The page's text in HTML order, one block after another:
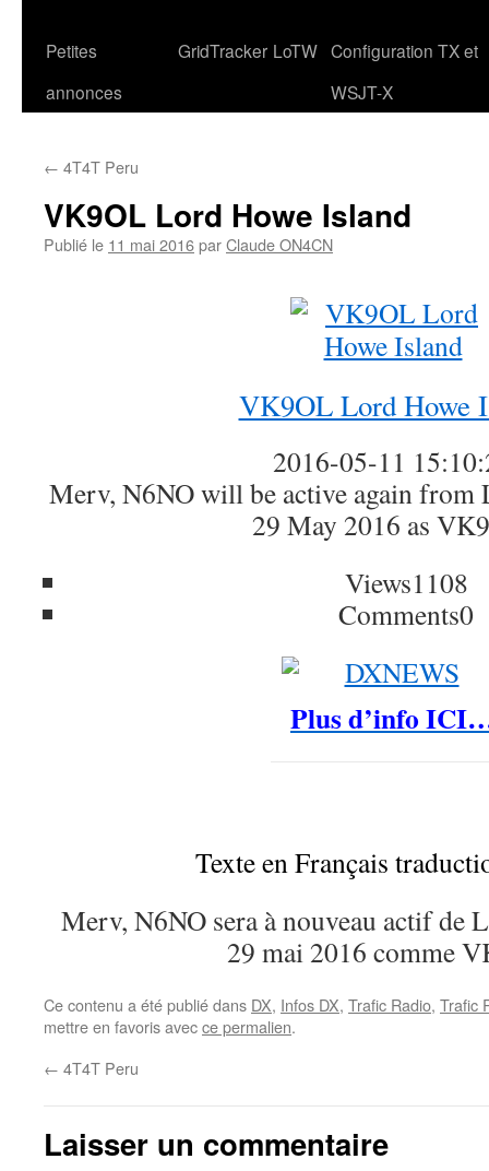
Petites
annonces
GridTracker LoTW Configuration TX et
WSJT-X
← 4T4T Peru
VK9OL Lord Howe Island
Publié le 11 mai 2016parClaude ON4CN
VK9OL Lord Howe
2016-05-11
Merv, N6NO will be active again from
29 May 2016 as
Views1108
Comments0
Plus d’info
Texte en Français
Merv, N6NO sera à nouveau actif de
29 mai 2016 comme
Ce contenu a été publié dans DX, Infos DX, Trafic Radio, Trafic
mettre en favoris avecce permalien.
← 4T4T Peru
Laisser un commentaire